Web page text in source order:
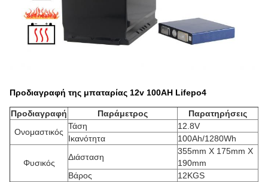
Προδιαγραφή της μπαταρίας 12v 100AH Lifepo4
Προδιαγραφή Παράμετρος
Παρατηρήσεις
Ονομαστικός
Τάση
12.8V
Ικανότητα
100Ah/1280Wh
Φυσικός
Διάσταση
355mm X 175mm X
190mm
Βάρος
12KGS